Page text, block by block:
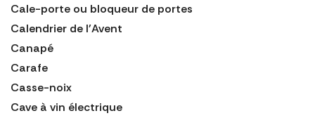
Cale-porte ou bloqueur de portes
Calendrier de l'Avent
Canapé
Carafe
Casse-noix
Cave à vin électrique